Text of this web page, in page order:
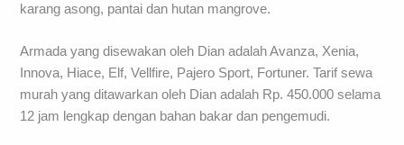
karang asong, pantai dan hutan mangrove.
Armada yang disewakan oleh Dian adalah Avanza, Xenia,
Innova, Hiace, Elf, Vellfire, Pajero Sport, Fortuner. Tarif sewa
murah yang ditawarkan oleh Dian adalah Rp. 450.000 selama
12 jam lengkap dengan bahan bakar dan pengemudi.